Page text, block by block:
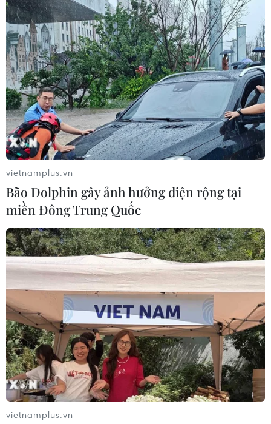
vietnamplus.vn
Bão Dolphin gây ảnh hưởng diện rộng tại
miền Đông Trung Quốc
vietnamplus.vn